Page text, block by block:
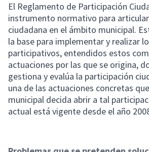
El Reglamento de Participación
instrumento normativo para
ciudadana en el ámbito municipal.
la base para implementar y realizar
participativos, entendidos estos
actuaciones por las que se origina,
gestiona y evalúa la participación
una de las actuaciones concretas
municipal decida abrir a tal
actual está vigente desde el año